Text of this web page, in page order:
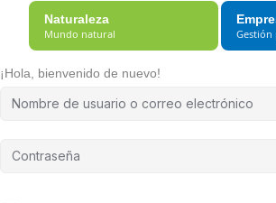
Naturaleza
Mundo natural
¡Hola, bienvenido de nuevo!